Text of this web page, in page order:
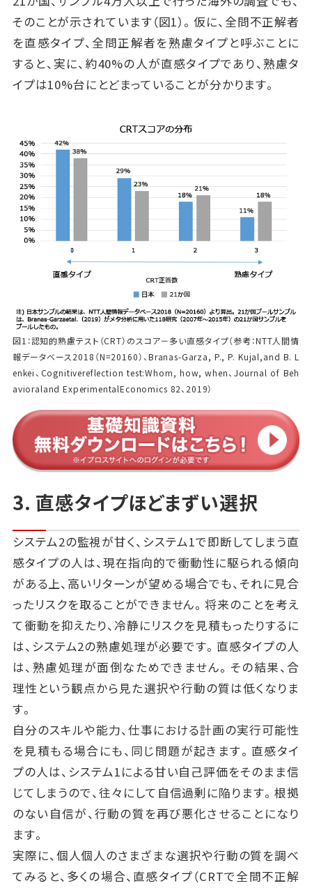
そのことが示されています（図1）。仮に、全問不正解者
を直感タイプ、全問正解者を熟慮タイプと呼ぶことに
すると、実に、約40%の人が直感タイプであり、熟慮タ
イプは10%台にとどまっていることが分かります。
図1：認知的熟慮テスト（CRT）のスコア－多い直感タイプ（参考：NTT人間情
報データベース2018（N=20160）、Branas-Garza, P., P. Kujal,and B. L
enkei、Cognitivereflection test:Whom, how, when、Journal of Beh
avioraland ExperimentalEconomics 82、2019）
3. 直感タイプほどまずい選択
システム2の監視が甘く、システム1で即断してしまう直
感タイプの人は、現在指向的で衝動性に駆られる傾向
がある上、高いリターンが望める場合でも、それに見合
ったリスクを取ることができません。将来のことを考え
て衝動を抑えたり、冷静にリスクを見積もったりするに
は、システム2の熟慮処理が必要です。直感タイプの人
は、熟慮処理が面倒なためできません。その結果、合
理性という観点から見た選択や行動の質は低くなりま
す。
自分のスキルや能力、仕事における計画の実行可能性
を見積もる場合にも、同じ問題が起きます。直感タイ
プの人は、システム1による甘い自己評価をそのまま信
じてしまうので、往々にして自信過剰に陥ります。根拠
のない自信が、行動の質を再び悪化させることになり
ます。
実際に、個人個人のさまざまな選択や行動の質を調べ
てみると、多くの場合、直感タイプ（CRTで全問不正解